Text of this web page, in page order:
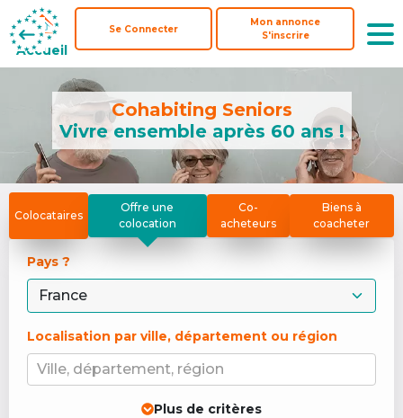
Accueil
Se Connecter
Mon annonce
S'inscrire
Accueil
Se Connecter
Mon annonce
S'inscrire
Cohabiting Seniors
Vivre ensemble après 60 ans !
Colocataires
Offre une
colocation
Co-
acheteurs
Biens à
coacheter
Pays ?
Localisation par ville, département ou région
Ville, département, région
Plus de critères